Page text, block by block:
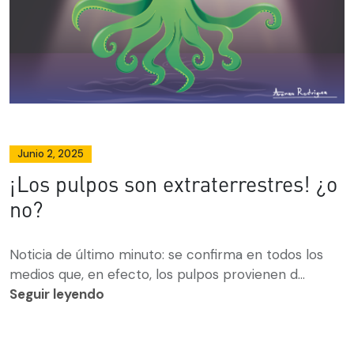
Junio 2, 2025
¡Los pulpos son extraterrestres! ¿o
no?
Noticia de último minuto: se confirma en todos los
medios que, en efecto, los pulpos provienen d...
Seguir leyendo